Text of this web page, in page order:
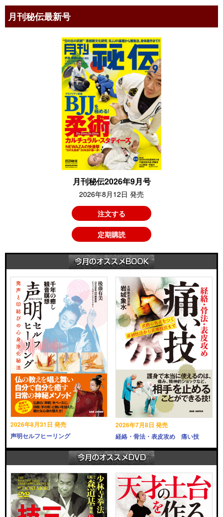
月刊秘伝最新号
月刊秘伝2026年9月号
2026年8月12日 発売
注文する
定期購読
2026年8月31日 発売
声明セルフヒーリング
2026年7月8日 発売
経絡・骨法・表皮攻め 痛い技